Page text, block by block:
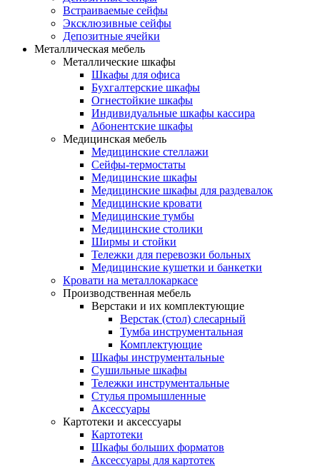
Встраиваемые сейфы
Эксклюзивные сейфы
Депозитные ячейки
Металлическая мебель
Металлические шкафы
Шкафы для офиса
Бухгалтерские шкафы
Огнестойкие шкафы
Индивидуальные шкафы кассира
Абонентские шкафы
Медицинская мебель
Медицинские стеллажи
Сейфы-термостаты
Медицинские шкафы
Медицинские шкафы для раздевалок
Медицинские кровати
Медицинские тумбы
Медицинские столики
Ширмы и стойки
Тележки для перевозки больных
Медицинские кушетки и банкетки
Кровати на металлокаркасе
Производственная мебель
Верстаки и их комплектующие
Верстак (стол) слесарный
Тумба инструментальная
Комплектующие
Шкафы инструментальные
Сушильные шкафы
Тележки инструментальные
Стулья промышленные
Аксессуары
Картотеки и аксессуары
Картотеки
Шкафы больших форматов
Аксессуары для картотек